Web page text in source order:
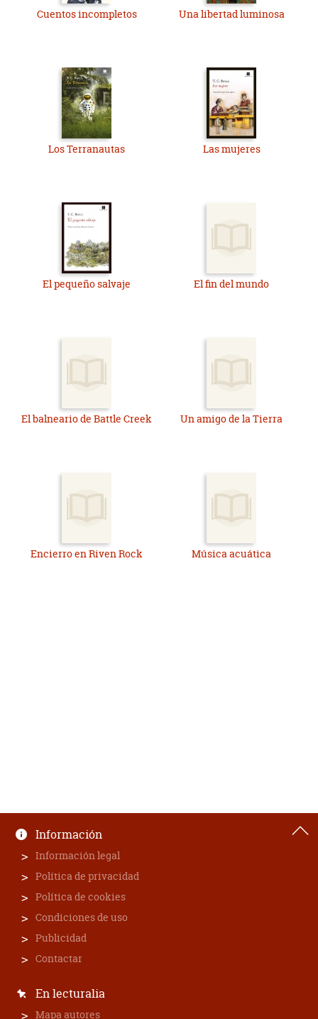
Cuentos incompletos Una libertad luminosa
Los Terranautas Las mujeres
El pequeño salvaje El fin del mundo
El balneario de Battle Creek Un amigo de la Tierra
Encierro en Riven Rock Música acuática
Información
Información legal
Política de privacidad
Política de cookies
Condiciones de uso
Publicidad
Contactar
En lecturalia
Mapa autores